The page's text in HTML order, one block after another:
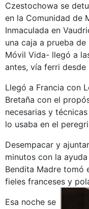
Czestochowa se
en la Comunidad de
Inmaculada en
una caja a prueba
Móvil Vida- llegó a
antes, vía ferri desde
Llegó a Francia con
Bretaña con el
necesarias y
lo usaba en el
Desempacar y
minutos con la
Bendita Madre tomó
fieles franceses y
Esa noche se